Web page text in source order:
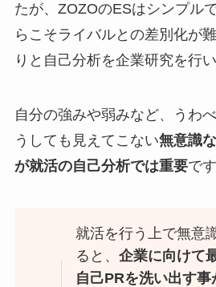
たが、ZOZOのESはシンプル
らこそライバルとの差別化が
りと自己分析を企業研究を行い
自分の強みや弱みなど、うわ
うしても見えてこない無意識
が就活の自己分析では重要です
就活を行う上で無意
ると、企業に向けて
自己PRを洗い出す事